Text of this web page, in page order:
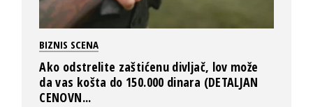
BIZNIS SCENA
Ako odstrelite zaštićenu divljač, lov može
da vas košta do 150.000 dinara (DETALJAN
CENOVN...